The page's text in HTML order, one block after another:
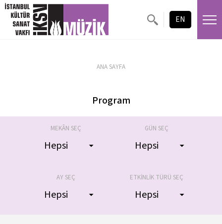
EN
ANA SAYFA
Program
MEKÂN SEÇ GÜN SEÇ
AY SEÇ ETKİNLİK TÜRÜ SEÇ
TARİH